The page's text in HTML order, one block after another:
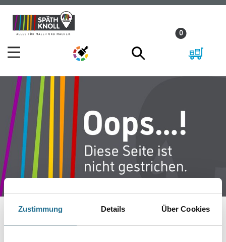
Zustimmung Details Über Cookies
Zum
Inhalt
Zum
Navigationsmenü
0